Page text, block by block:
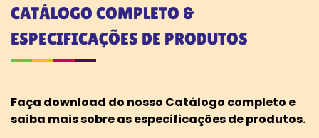
CATÁLOGO COMPLETO &
ESPECIFICAÇÕES DE PRODUTOS
Faça download do nosso Catálogo completo e
saiba mais sobre as especificações de produtos.